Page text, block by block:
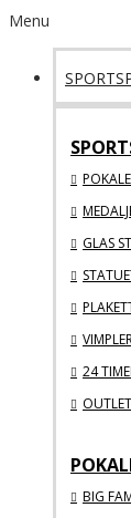
Menu
GLAS
24
OUTLET
BIG